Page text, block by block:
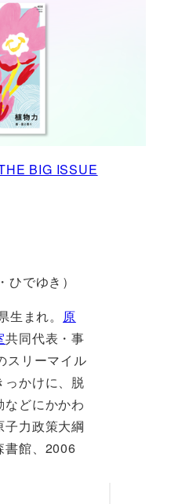
BIG ISSUE
ひでゆき）
生まれ。 原
共同代表・事
スリーマイル
っかけに、脱
などにかかわ
子力政策大綱
書館、2006